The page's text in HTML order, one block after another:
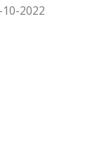
2022